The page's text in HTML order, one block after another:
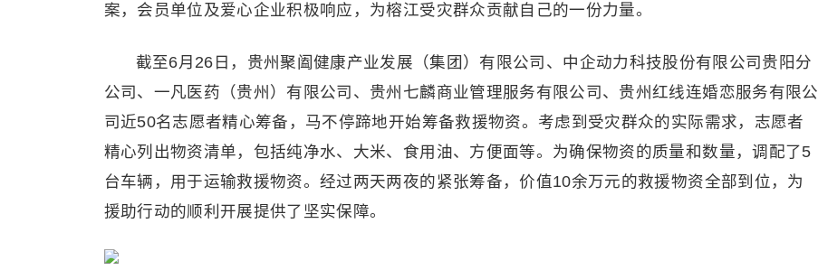
案，会员单位及爱心企业积极响应，为榕江受灾群众贡献自己的一份力量。
截至6月26日，贵州聚阖健康产业发展（集团）有限公司、中企动力科技股份有限公司贵阳分
公司、一凡医药（贵州）有限公司、贵州七麟商业管理服务有限公司、贵州红线连婚恋服务有限公
司近50名志愿者精心筹备，马不停蹄地开始筹备救援物资。考虑到受灾群众的实际需求，志愿者
精心列出物资清单，包括纯净水、大米、食用油、方便面等。为确保物资的质量和数量，调配了5
台车辆，用于运输救援物资。经过两天两夜的紧张筹备，价值10余万元的救援物资全部到位，为
援助行动的顺利开展提供了坚实保障。